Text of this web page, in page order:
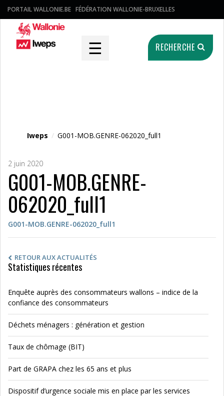
PORTAIL WALLONIE.BE FÉDÉRATION WALLONIE-BRUXELLES
☰ RECHERCHE
Iweps / G001-MOB.GENRE-062020_full1
2 juin 2020
G001-MOB.GENRE-
062020_full1
G001-MOB.GENRE-062020_full1
RETOUR AUX ACTUALITÉS
Statistiques récentes
Enquête auprès des consommateurs wallons – indice de la
confiance des consommateurs
Déchets ménagers : génération et gestion
Taux de chômage (BIT)
Part de GRAPA chez les 65 ans et plus
Dispositif d’urgence sociale mis en place par les services